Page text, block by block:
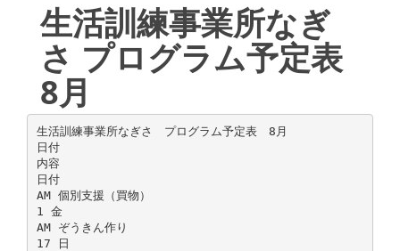
生活訓練事業所なぎ
さ プログラム予定表
8月
生活訓練事業所なぎさ プログラム予定表 8月
日付
内容
日付
AM 個別支援（買物）
1 金
AM ぞうきん作り
17 日